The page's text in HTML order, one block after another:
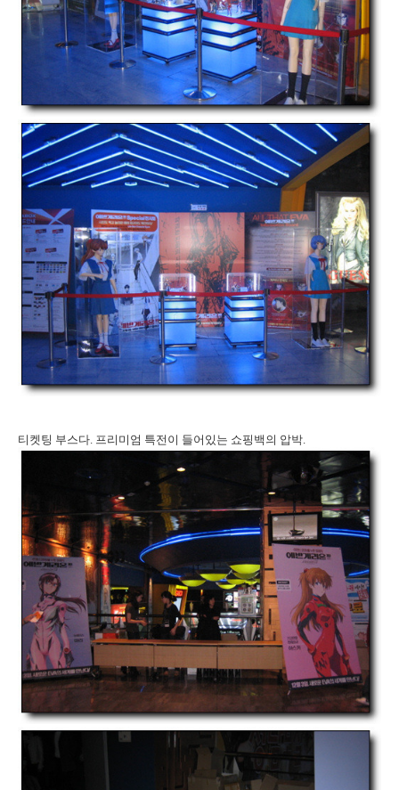
티켓팅 부스다. 프리미엄 특전이 들어있는 쇼핑백의 압박.